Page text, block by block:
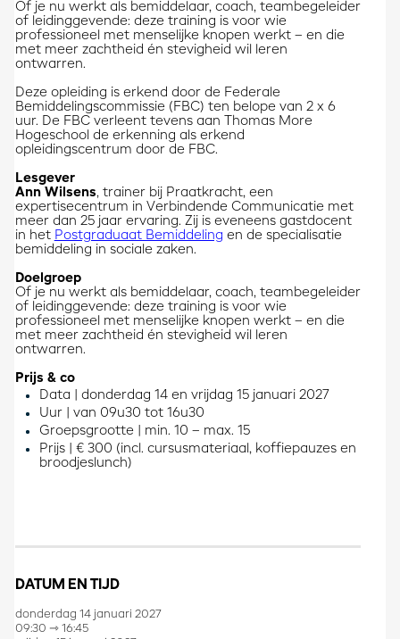
Of je nu werkt als bemiddelaar, coach, teambegeleider
of leidinggevende: deze training is voor wie
professioneel met menselijke knopen werkt – en die
met meer zachtheid én stevigheid wil leren
ontwarren.
Deze opleiding is erkend door de Federale
Bemiddelingscommissie (FBC) ten belope van 2 x 6
uur. De FBC verleent tevens aan Thomas More
Hogeschool de erkenning als erkend
opleidingscentrum door de FBC.
Lesgever
Ann Wilsens, trainer bij Praatkracht, een
expertisecentrum in Verbindende Communicatie met
meer dan 25 jaar ervaring. Zij is eveneens gastdocent
in het Postgraduaat Bemiddeling en de specialisatie
bemiddeling in sociale zaken.
Doelgroep
Of je nu werkt als bemiddelaar, coach, teambegeleider
of leidinggevende: deze training is voor wie
professioneel met menselijke knopen werkt – en die
met meer zachtheid én stevigheid wil leren
ontwarren.
Prijs & co
Data | donderdag 14 en vrijdag 15 januari 2027
Uur | van 09u30 tot 16u30
Groepsgrootte | min. 10 – max. 15
Prijs | € 300 (incl. cursusmateriaal, koffiepauzes en
broodjeslunch)
DATUM EN TIJD
donderdag 14 januari 2027
09:30 ⇾ 16:45